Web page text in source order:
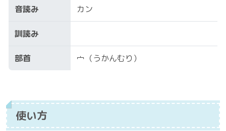
音読み カン
訓読み
部首 宀（うかんむり）
使い方